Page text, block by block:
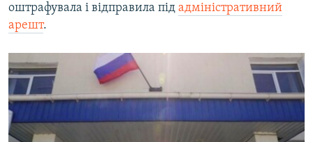
оштрафувала і відправила під адміністративний
арешт.